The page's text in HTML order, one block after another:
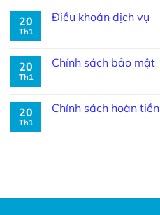
20
Th1
Điều khoản dịch vụ
20
Th1
Chính sách bảo mật
20
Th1
Chính sách hoàn tiền